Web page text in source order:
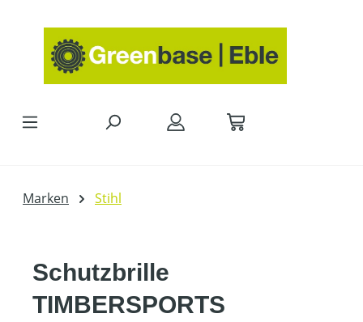
Marken Stihl
Schutzbrille
TIMBERSPORTS